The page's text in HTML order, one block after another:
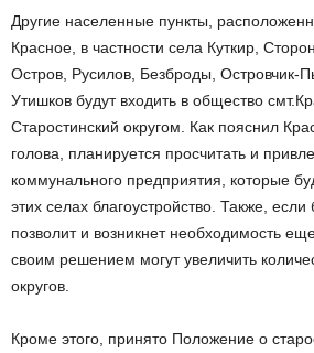
Другие населенные пункты,
Красное, в частности села Куткир,
Остров, Русилов, Безброды, Островчик-
Утишков будут входить в общество
Старостинский округом. Как пояснил
голова, планируется просчитать и
коммунального предприятия, которые
этих селах благоустройство. Также,
позволит и возникнет необходимость
своим решением могут увеличить
округов.
Кроме этого, принято Положение о